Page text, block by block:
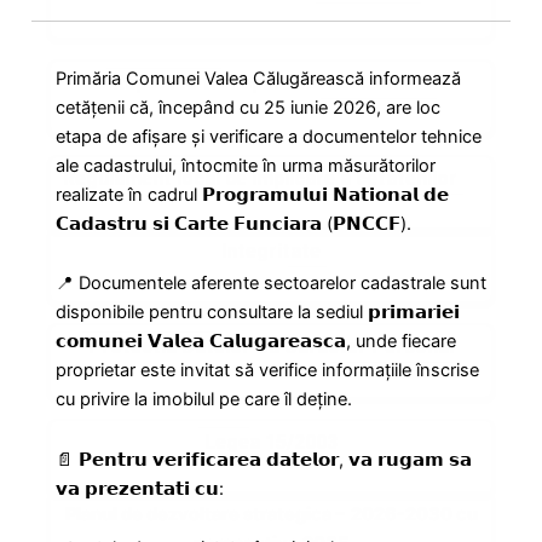
Rapoarte transparenta decizionala
Regulament local de implicare a cetatenilor
Protectia Datelor Cu Caracter Personal
Primăria Comunei Valea Călugărească informează
cetățenii că, începând cu 25 iunie 2026, are loc
etapa de afișare și verificare a documentelor tehnice
ale cadastrului, întocmite în urma măsurătorilor
realizate în cadrul 𝗣𝗿𝗼𝗴𝗿𝗮𝗺𝘂𝗹𝘂𝗶 𝗡𝗮𝘁𝗶𝗼𝗻𝗮𝗹 𝗱𝗲
𝗖𝗮𝗱𝗮𝘀𝘁𝗿𝘂 𝘀𝗶 𝗖𝗮𝗿𝘁𝗲 𝗙𝘂𝗻𝗰𝗶𝗮𝗿𝗮 (𝗣𝗡𝗖𝗖𝗙).
📍 Documentele aferente sectoarelor cadastrale sunt
disponibile pentru consultare la sediul 𝗽𝗿𝗶𝗺𝗮𝗿𝗶𝗲𝗶
𝗰𝗼𝗺𝘂𝗻𝗲𝗶 𝗩𝗮𝗹𝗲𝗮 𝗖𝗮𝗹𝘂𝗴𝗮𝗿𝗲𝗮𝘀𝗰𝗮, unde fiecare
proprietar este invitat să verifice informațiile înscrise
cu privire la imobilul pe care îl deține.
📄 𝗣𝗲𝗻𝘁𝗿𝘂 𝘃𝗲𝗿𝗶𝗳𝗶𝗰𝗮𝗿𝗲𝗮 𝗱𝗮𝘁𝗲𝗹𝗼𝗿, 𝘃𝗮 𝗿𝘂𝗴𝗮𝗺 𝘀𝗮
𝘃𝗮 𝗽𝗿𝗲𝘇𝗲𝗻𝘁𝗮𝘁𝗶 𝗰𝘂: